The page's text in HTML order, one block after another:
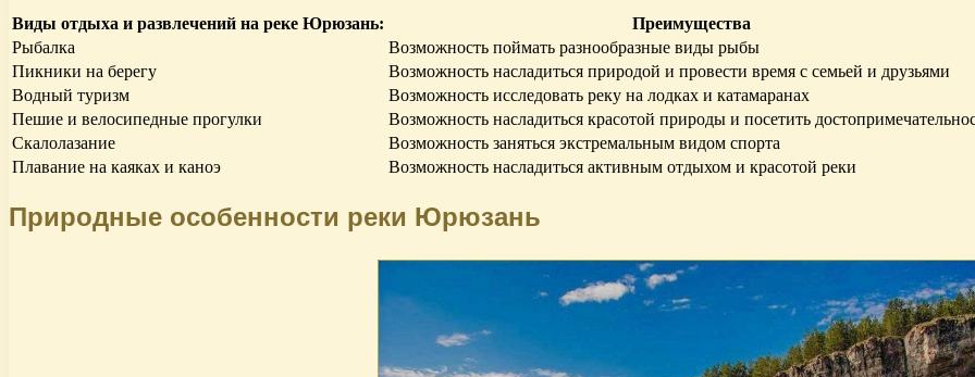
Виды отдыха и развлечений на реке Юрюзань:
Преимущества
Рыбалка
Возможность поймать разнообразные виды рыбы
Пикники на берегу
Возможность насладиться природой и провести время с семьей и друзьями
Водный туризм
Возможность исследовать реку на лодках и катамаранах
Пешие и велосипедные прогулки
Возможность насладиться красотой природы и посетить
Скалолазание
Возможность заняться экстремальным видом спорта
Плавание на каяках и каноэ
Возможность насладиться активным отдыхом и красотой реки
Природные особенности реки Юрюзань